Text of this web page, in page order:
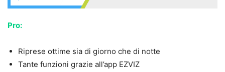
Pro:
Riprese ottime sia di giorno che di notte
Tante funzioni grazie all’app EZVIZ